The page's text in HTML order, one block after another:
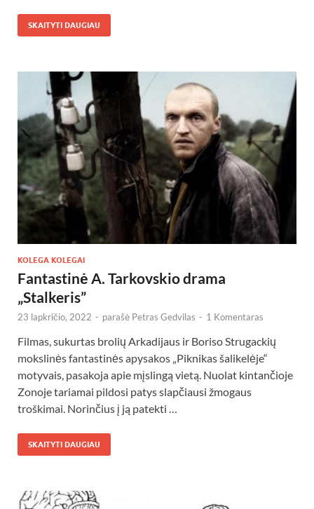
SKAITYTI DAUGIAU
KOLEGA KOLEGAI
Fantastinė A. Tarkovskio drama
„Stalkeris”
23 lapkričio, 2022 - parašė Petras Gedvilas - 1 Komentaras
Filmas, sukurtas brolių Arkadijaus ir Boriso Strugackių
mokslinės fantastinės apysakos „Piknikas šalikelėje“
motyvais, pasakoja apie mįslingą vietą. Nuolat kintančioje
Zonoje tariamai pildosi patys slapčiausi žmogaus
troškimai. Norinčius į ją patekti …
SKAITYTI DAUGIAU